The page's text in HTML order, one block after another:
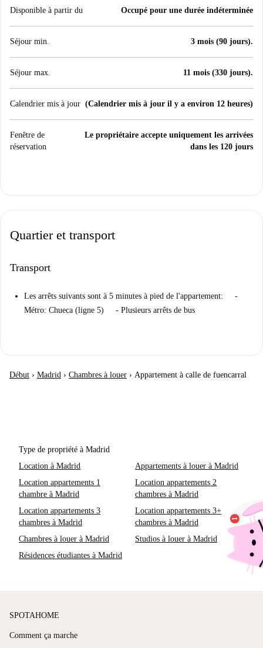
Disponible à partir du Occupé pour une durée indéterminée
Séjour min. 3 mois (90 jours).
Séjour max. 11 mois (330 jours).
Calendrier mis à jour (Calendrier mis à jour il y a environ 12 heures)
Fenêtre de
réservation
Le propriétaire accepte uniquement les arrivées
dans les 120 jours
Quartier et transport
Transport
Les arrêts suivants sont à 5 minutes à pied de l'appartement: -
Métro: Chueca (ligne 5) - Plusieurs arrêts de bus
Début › Madrid › Chambres à louer › Appartement à calle de fuencarral
Type de propriété à Madrid
Location à Madrid
Appartements à louer à Madrid
Location appartements 1
chambre à Madrid
Location appartements 2
chambres à Madrid
Location appartements 3
chambres à Madrid
Location appartements 3+
chambres à Madrid
Chambres à louer à Madrid
Studios à louer à Madrid
Résidences étudiantes à Madrid
SPOTAHOME
Comment ça marche